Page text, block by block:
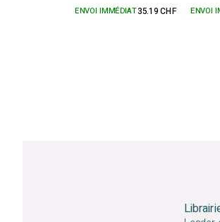
ENVOI IMMÉDIAT35.19 CHF ENVOI